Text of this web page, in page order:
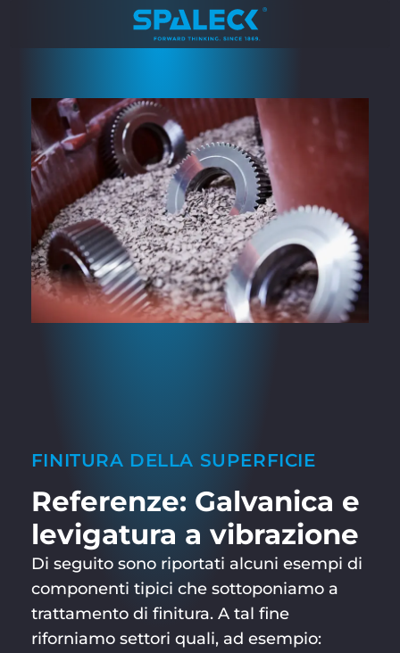
FINITURA DELLA SUPERFICIE
Referenze: Galvanica e
levigatura a vibrazione
Di seguito sono riportati alcuni esempi di
componenti tipici che sottoponiamo a
trattamento di finitura. A tal fine
riforniamo settori quali, ad esempio: